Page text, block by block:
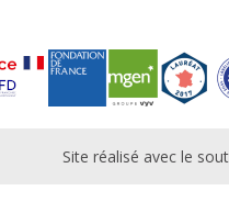
Site réalisé avec le